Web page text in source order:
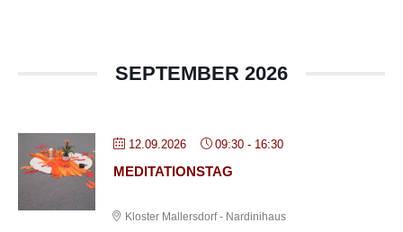
SEPTEMBER 2026
12.09.2026 09:30 - 16:30
MEDITATIONSTAG
Kloster Mallersdorf - Nardinihaus